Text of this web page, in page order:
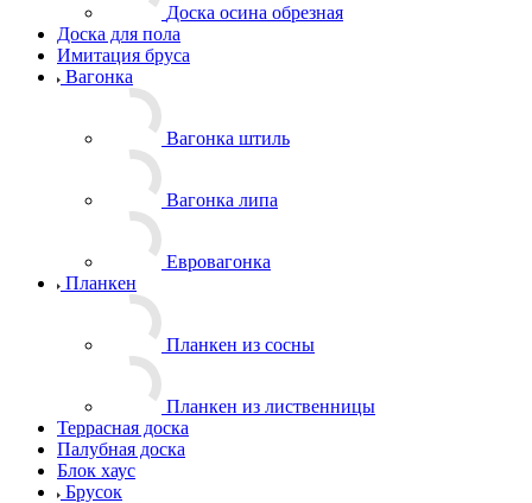
Доска осина обрезная
Доска для пола
Имитация бруса
Вагонка
Вагонка штиль
Вагонка липа
Евровагонка
Планкен
Планкен из сосны
Планкен из лиственницы
Террасная доска
Палубная доска
Блок хаус
Брусок